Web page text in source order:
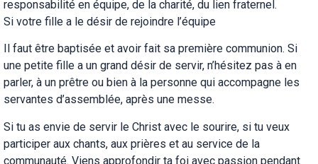
responsabilité en équipe, de la charité, du lien fraternel.
Si votre fille a le désir de rejoindre l’équipe
Il faut être baptisée et avoir fait sa première communion. Si
une petite fille a un grand désir de servir, n’hésitez pas à en
parler, à un prêtre ou bien à la personne qui accompagne les
servantes d’assemblée, après une messe.
Si tu as envie de servir le Christ avec le sourire, si tu veux
participer aux chants, aux prières et au service de la
communauté. Viens approfondir ta foi avec passion pendant